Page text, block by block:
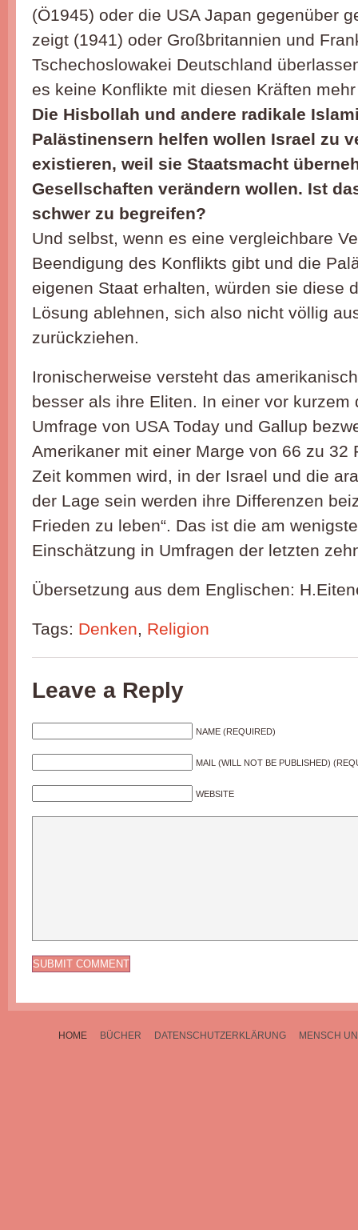
(Ö1945) oder die USA Japan gegenüber
zeigt (1941) oder Großbritannien und
Tschechoslowakei Deutschland
es keine Konflikte mit diesen Kräften
Die Hisbollah und andere radikale
Palästinensern helfen wollen Israel zu
existieren, weil sie Staatsmacht
Gesellschaften verändern wollen. Ist
schwer zu begreifen?
Und selbst, wenn es eine vergleichbare
Beendigung des Konflikts gibt und die
eigenen Staat erhalten, würden sie diese
Lösung ablehnen, sich also nicht völlig
zurückziehen.
Ironischerweise versteht das
besser als ihre Eliten. In einer vor kurzem
Umfrage von USA Today und Gallup
Amerikaner mit einer Marge von 66 zu 32
Zeit kommen wird, in der Israel und die
der Lage sein werden ihre Differenzen
Frieden zu leben“. Das ist die am
Einschätzung in Umfragen der letzten
Übersetzung aus dem Englischen:
Tags: Denken, Religion
Leave a Reply
NAME (REQUIRED)
MAIL (WILL NOT BE PUBLISHED)
WEBSITE
HOME BÜCHER DATENSCHUTZERKLÄRUNG MENSCH